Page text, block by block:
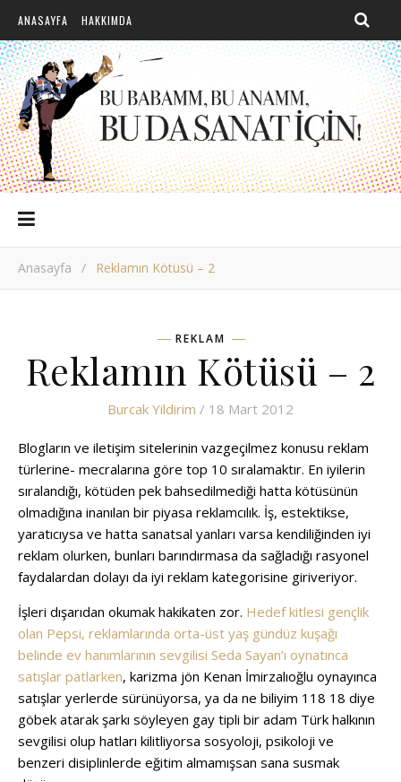
ANASAYFA HAKKIMDA
Anasayfa / Reklamın Kötüsü – 2
REKLAM
Reklamın Kötüsü – 2
Burcak Yildirim / 18 Mart 2012
Blogların ve iletişim sitelerinin vazgeçilmez konusu reklam
türlerine- mecralarına göre top 10 sıralamaktır. En iyilerin
sıralandığı, kötüden pek bahsedilmediği hatta kötüsünün
olmadığına inanılan bir piyasa reklamcılık. İş, estektikse,
yaratıcıysa ve hatta sanatsal yanları varsa kendiliğinden iyi
reklam olurken, bunları barındırmasa da sağladığı rasyonel
faydalardan dolayı da iyi reklam kategorisine giriveriyor.
İşleri dışarıdan okumak hakikaten zor. Hedef kitlesi gençlik
olan Pepsi, reklamlarında orta-üst yaş gündüz kuşağı
belinde ev hanımlarının sevgilisi Seda Sayan’ı oynatınca
satışlar patlarken, karizma jön Kenan İmirzalıoğlu oynayınca
satışlar yerlerde sürünüyorsa, ya da ne biliyim 118 18 diye
göbek atarak şarkı söyleyen gay tipli bir adam Türk halkının
sevgilisi olup hatları kilitliyorsa sosyoloji, psikoloji ve
benzeri disiplinlerde eğitim almamışsan sana susmak